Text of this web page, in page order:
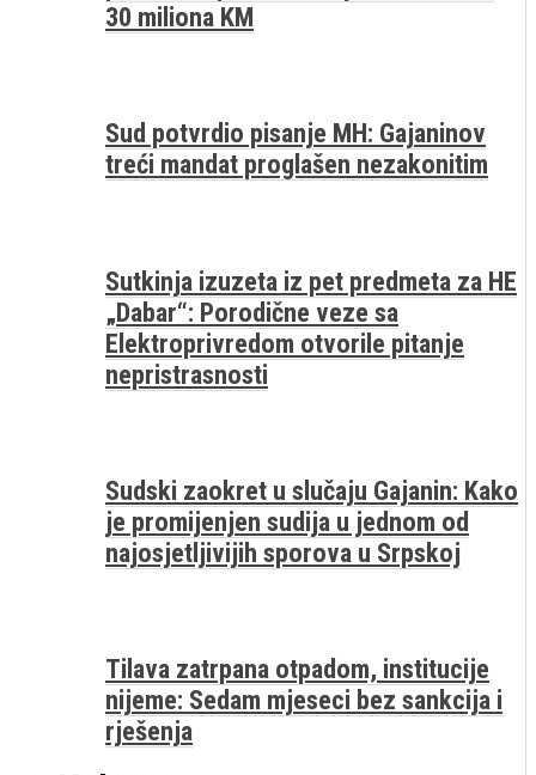
30 miliona KM
Sud potvrdio pisanje MH: Gajaninov
treći mandat proglašen nezakonitim
Sutkinja izuzeta iz pet predmeta za HE
„Dabar“: Porodične veze sa
Elektroprivredom otvorile pitanje
nepristrasnosti
Sudski zaokret u slučaju Gajanin: Kako
je promijenjen sudija u jednom od
najosjetljivijih sporova u Srpskoj
Tilava zatrpana otpadom, institucije
nijeme: Sedam mjeseci bez sankcija i
rješenja